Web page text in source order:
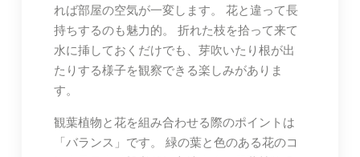
れば部屋の空気が一変します。 花と違って長
持ちするのも魅力的。 折れた枝を拾って来て
水に挿しておくだけでも、芽吹いたり根が出
たりする様子を観察できる楽しみがありま
す。
観葉植物と花を組み合わせる際のポイントは
「バランス」です。 緑の葉と色のある花のコ